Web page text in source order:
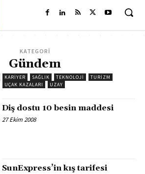
KATEGORİ
Gündem
KARIYER SAĞLIK TEKNOLOJI
TURIZM
UÇAK KAZALARI
UZAY
Diş dostu 10 besin maddesi
27 Ekim 2008
SunExpress’in kış tarifesi